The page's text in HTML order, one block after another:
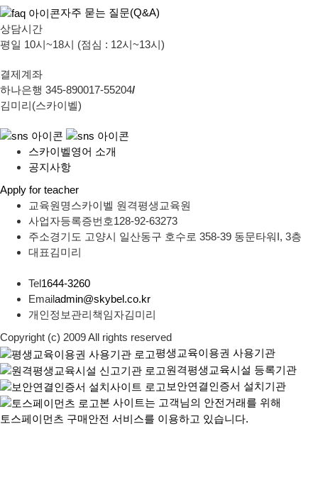
자주 묻는 질문(Q&A)
상담시간
평일 10시~18시 (점심 : 12시~13시)
결제계좌
하나은행 345-890017-55204/
김미리(스카이벨)
스카이벨영어 소개
공지사항
Apply for teacher
교육원명스카이벨 원격평생교육원
사업자등록증번호128-92-63273
주소경기도 고양시 일산동구 호수로 358-39 동문타워I, 3층
대표김미리
Tel 1644-3260
Emailadmin@skybel.co.kr
개인정보관리책임자김미리
Copyright (c) 2009 All rights reserved
평생교육이용권 사용기관
원격평생교육시설 등록기관
보안연결인증서 설치기관
본 사이트는 고객님의 안전거래를 위해
토스페이먼츠 구매안전 서비스를 이용하고 있습니다.